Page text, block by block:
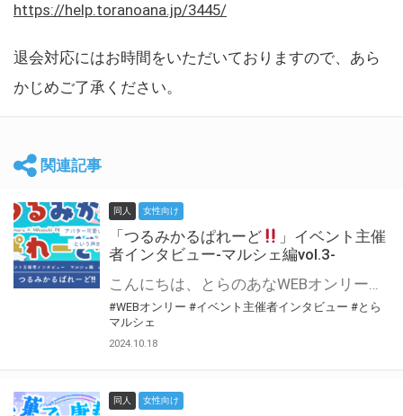
https://help.toranoana.jp/3445/
退会対応にはお時間をいただいておりますので、あら
かじめご了承ください。
関連記事
同人 女性向け
「つるみかるぱれーど
」イベント主催
者インタビュー-マルシェ編vol.3-
こんにちは、とらのあなWEBオンリー運営スタッフです。 新たにお届けする、イベント主催者インタビュー-マルシェ編-は、 とらのあなWEBオンリー「マルシェ」をご利用した主催様に 「マルシェ」を使って開催した感想や心がけをお聞きする企画です。 今回は、WEBオンリー初開催「つるみかるぱれーど
#WEBオンリー #イベント主催者インタビュー #とら
マルシェ
2024.10.18
同人 女性向け